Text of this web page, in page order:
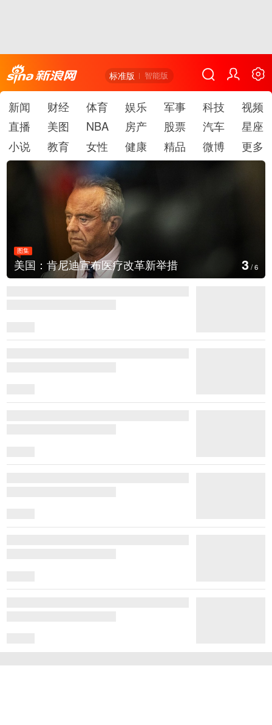
标准版 智能版
新闻 财经 体育 娱乐 军事 科技
视频
直播
美图 NBA 房产 股票 汽车
星座
小说
教育 女性 健康 精品 微博 更多
图集
云南普洱：乡村风光如画 4 /6